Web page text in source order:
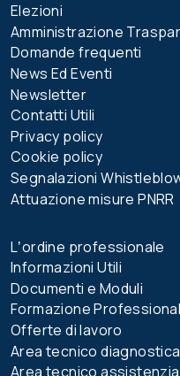
Elezioni
Amministrazione
Domande frequenti
News Ed Eventi
Newsletter
Contatti Utili
Privacy policy
Cookie policy
Segnalazioni
Attuazione misure PNRR
Lʼordine professionale
Informazioni Utili
Documenti e Moduli
Formazione
Offerte di lavoro
Area tecnico diagnostica
Area tecnico